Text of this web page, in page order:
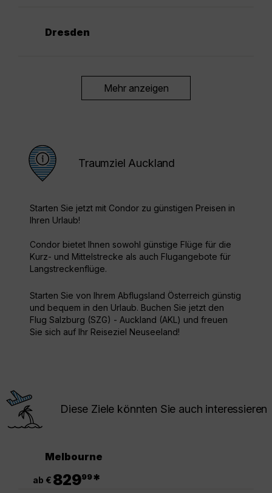
Dresden
Mehr anzeigen
Traumziel Auckland
Starten Sie jetzt mit Condor zu günstigen Preisen in
Ihren Urlaub!
Condor bietet Ihnen sowohl günstige Flüge für die
Kurz- und Mittelstrecke als auch Flugangebote für
Langstreckenflüge.
Starten Sie von Ihrem Abflugsland Österreich günstig
und bequem in den Urlaub. Buchen Sie jetzt den
Flug Salzburg (SZG) - Auckland (AKL) und freuen
Sie sich auf Ihr Reiseziel Neuseeland!
Diese Ziele könnten Sie auch interessieren
Melbourne
ab € 82999*